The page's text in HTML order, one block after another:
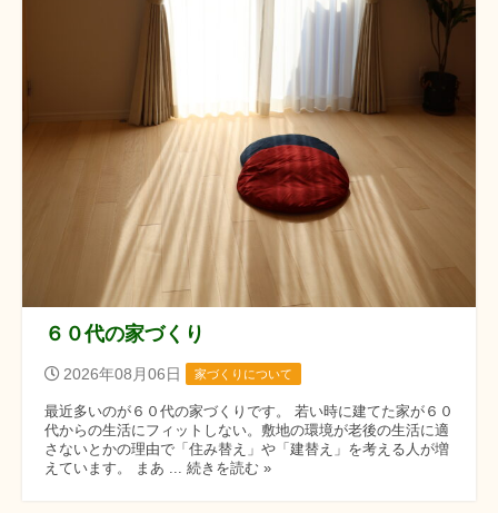
６０代の家づくり
2026年08月06日 家づくりについて
最近多いのが６０代の家づくりです。 若い時に建てた家が６０
代からの生活にフィットしない。敷地の環境が老後の生活に適
さないとかの理由で「住み替え」や「建替え」を考える人が増
えています。 まあ ... 続きを読む »